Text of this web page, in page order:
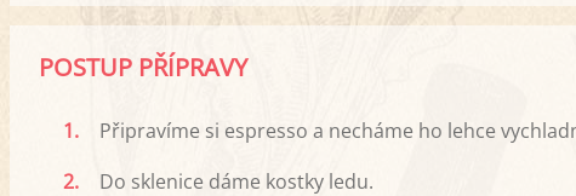
POSTUP PŘÍPRAVY
1.
Připravíme si espresso a necháme ho lehce
2.
Do sklenice dáme kostky ledu.